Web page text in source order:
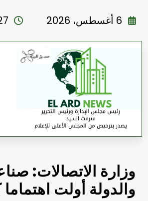
6 أغسطس، 2026
وزارة الاتصالات:
والدولة أولت اهتماما